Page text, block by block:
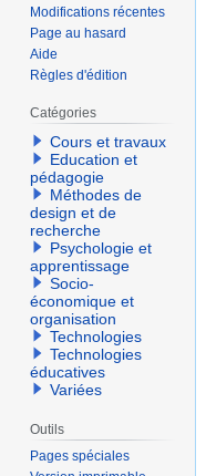
Modifications récentes
Page au hasard
Aide
Règles d'édition
Catégories
Cours et travaux
Education et
pédagogie
Méthodes de
design et de
recherche
Psychologie et
apprentissage
Socio-
économique et
organisation
Technologies
Technologies
éducatives
Variées
Outils
Pages spéciales